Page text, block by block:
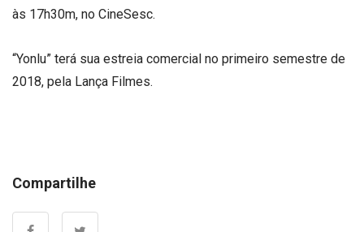
às 17h30m, no CineSesc.
“Yonlu” terá sua estreia comercial no primeiro semestre de
2018, pela Lança Filmes.
Compartilhe